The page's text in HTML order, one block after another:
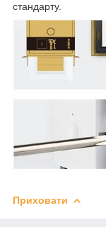
стандарту.
Приховати